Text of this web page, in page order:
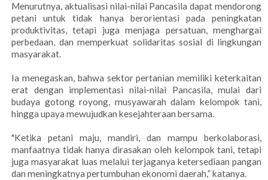
Menurutnya, aktualisasi nilai-nilai Pancasila dapat mendorong
petani untuk tidak hanya berorientasi pada peningkatan
produktivitas, tetapi juga menjaga persatuan, menghargai
perbedaan, dan memperkuat solidaritas sosial di lingkungan
masyarakat.
Ia menegaskan, bahwa sektor pertanian memiliki keterkaitan
erat dengan implementasi nilai-nilai Pancasila, mulai dari
budaya gotong royong, musyawarah dalam kelompok tani,
hingga upaya mewujudkan kesejahteraan bersama.
"Ketika petani maju, mandiri, dan mampu berkolaborasi,
manfaatnya tidak hanya dirasakan oleh kelompok tani, tetapi
juga masyarakat luas melalui terjaganya ketersediaan pangan
dan meningkatnya pertumbuhan ekonomi daerah,” katanya.